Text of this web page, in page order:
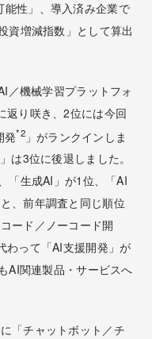
能性」、導入済み企業で
資増減指数」として算出
／機械学習プラットフォ
返り咲き、2位には今回
発*2」がランクインしま
は3位に後退しました。
「生成AI」が1位、「AI
、前年調査と同じ順位
ード／ノーコード開
わって「AI支援開発」が
AI関連製品・サービスへ
「チャットボット／チ